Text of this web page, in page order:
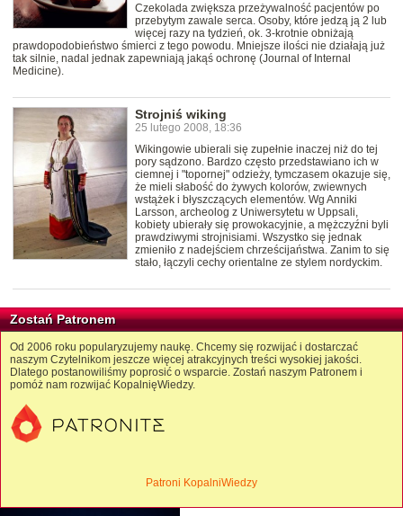
Czekolada zwiększa przeżywalność pacjentów po
przebytym zawale serca. Osoby, które jedzą ją 2 lub
więcej razy na tydzień, ok. 3-krotnie obniżają
prawdopodobieństwo śmierci z tego powodu. Mniejsze ilości nie działają już
tak silnie, nadal jednak zapewniają jakąś ochronę (Journal of Internal
Medicine).
Strojniś wiking
25 lutego 2008, 18:36
Wikingowie ubierali się zupełnie inaczej niż do tej
pory sądzono. Bardzo często przedstawiano ich w
ciemnej i "topornej" odzieży, tymczasem okazuje się,
że mieli słabość do żywych kolorów, zwiewnych
wstążek i błyszczących elementów. Wg Anniki
Larsson, archeolog z Uniwersytetu w Uppsali,
kobiety ubierały się prowokacyjnie, a mężczyźni byli
prawdziwymi strojnisiami. Wszystko się jednak
zmieniło z nadejściem chrześcijaństwa. Zanim to się
stało, łączyli cechy orientalne ze stylem nordyckim.
Zostań Patronem
Od 2006 roku popularyzujemy naukę. Chcemy się rozwijać i dostarczać
naszym Czytelnikom jeszcze więcej atrakcyjnych treści wysokiej jakości.
Dlatego postanowiliśmy poprosić o wsparcie. Zostań naszym Patronem i
pomóż nam rozwijać KopalnięWiedzy.
Patroni KopalniWiedzy